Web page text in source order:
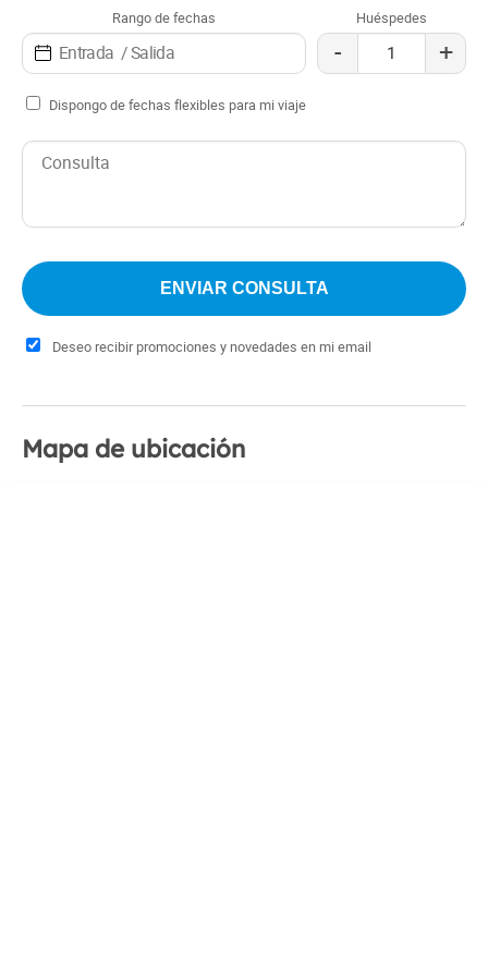
Rango de fechas Huéspedes
- +
Dispongo de fechas flexibles para mi viaje
Deseo recibir promociones y novedades en mi email
Mapa de ubicación